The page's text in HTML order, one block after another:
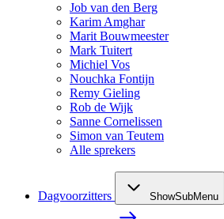
Job van den Berg
Karim Amghar
Marit Bouwmeester
Mark Tuitert
Michiel Vos
Nouchka Fontijn
Remy Gieling
Rob de Wijk
Sanne Cornelissen
Simon van Teutem
Alle sprekers
Dagvoorzitters ShowSubMenu